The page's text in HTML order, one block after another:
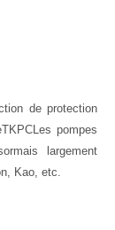
de protection
pompes
largement
Kao, etc.